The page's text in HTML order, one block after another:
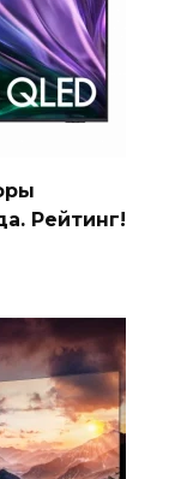
Рейтинг!